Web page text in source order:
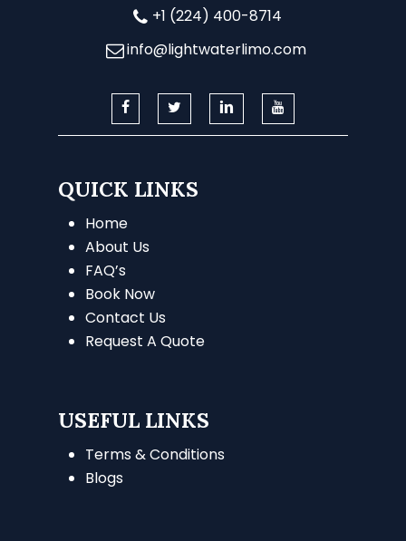
+1 (224) 400-8714
info@lightwaterlimo.com
QUICK LINKS
Home
About Us
FAQ’s
Book Now
Contact Us
Request A Quote
USEFUL LINKS
Terms & Conditions
Blogs